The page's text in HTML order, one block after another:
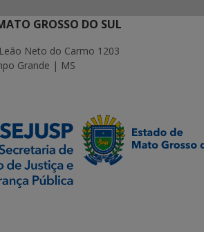
GROSSO DO SUL
Neto do Carmo 1203
Grande | MS